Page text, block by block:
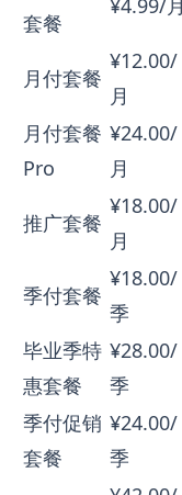
套餐
¥4.99/月
月付套餐
¥12.00/
月
月付套餐
Pro
¥24.00/
月
推广套餐
¥18.00/
月
季付套餐
¥18.00/
季
毕业季特
惠套餐
¥28.00/
季
季付促销
套餐
¥24.00/
季